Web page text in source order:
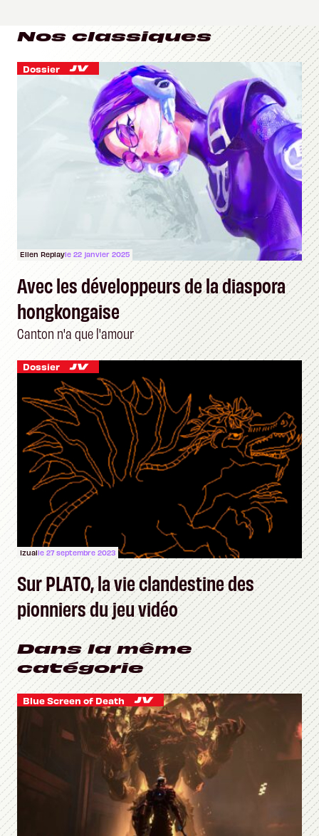
Nos classiques
Dossier
Ellen Replayle 22 janvier 2025
Avec les développeurs de la diaspora
hongkongaise
Canton n'a que l'amour
Dossier
Izualle 27 septembre 2023
Sur PLATO, la vie clandestine des
pionniers du jeu vidéo
Dans la même
catégorie
Blue Screen of Death